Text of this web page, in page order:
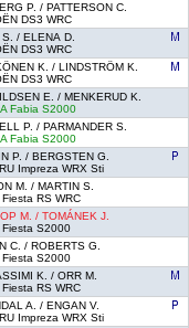
P. / PATTERSON C.
DS3 WRC
S. / ELENA D.
DS3 WRC
K. / LINDSTRÖM K.
DS3 WRC
E. / MENKERUD K.
Fabia S2000
P. / PARMANDER S.
Fabia S2000
P. / BERGSTEN G.
Impreza WRX Sti
M. / MARTIN S.
Fiesta RS WRC
M. / TOMÁNEK J.
Fiesta S2000
C. / ROBERTS G.
Fiesta S2000
K. / ORR M.
Fiesta RS WRC
A. / ENGAN V.
Impreza WRX Sti